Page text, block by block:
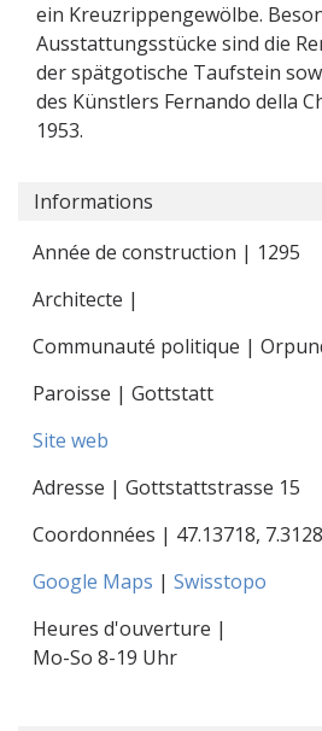
ein Kreuzrippengewölbe.
Ausstattungsstücke sind die
der spätgotische Taufstein
des Künstlers Fernando della
1953.
Informations
Année de construction | 1295
Architecte |
Communauté politique |
Paroisse | Gottstatt
Site web
Adresse | Gottstattstrasse 15
Coordonnées | 47.13718,
Google Maps | Swisstopo
Heures d'ouverture |
Mo-So 8-19 Uhr